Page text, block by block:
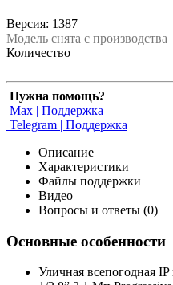
Версия: 1387
Модель снята с производства
Количество
Нужна помощь?
Max | Поддержка
Telegram | Поддержка
Описание
Характеристики
Файлы поддержки
Видео
Вопросы и ответы (0)
Основные особенности
Уличная всепогодная